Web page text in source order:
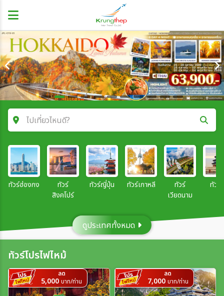
ไปเที่ยวไหนดี?
ค้นหาโปรแกรมทัวร์
คำค้นหา
เมือง
ทัวร์ฮ่องกง
ทัวร์
สิงคโปร์
ทัวร์ญี่ปุ่น ทัวร์เกาหลี
ทัวร์
เวียดนาม
ทัวร์
ดูประเทศทั้งหมด
ทัวร์โปรไฟไหม้
ลด
5,000 บาท/ท่าน
ลด
7,000 บาท/ท่าน